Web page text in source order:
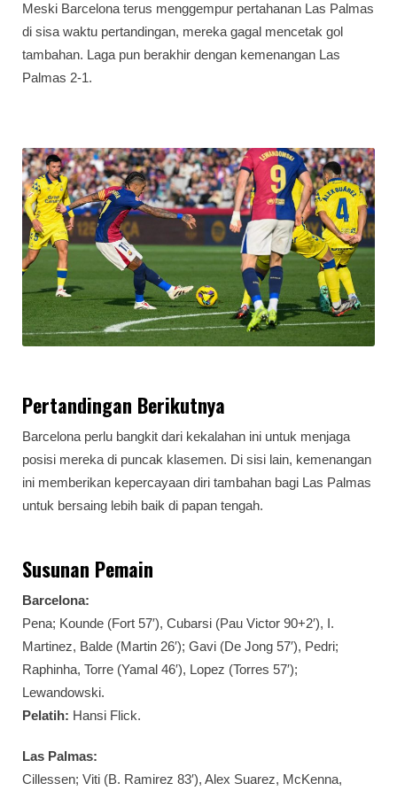
Meski Barcelona terus menggempur pertahanan Las Palmas
di sisa waktu pertandingan, mereka gagal mencetak gol
tambahan. Laga pun berakhir dengan kemenangan Las
Palmas 2-1.
Pertandingan Berikutnya
Barcelona perlu bangkit dari kekalahan ini untuk menjaga
posisi mereka di puncak klasemen. Di sisi lain, kemenangan
ini memberikan kepercayaan diri tambahan bagi Las Palmas
untuk bersaing lebih baik di papan tengah.
Susunan Pemain
Barcelona:
Pena; Kounde (Fort 57′), Cubarsi (Pau Victor 90+2′), I.
Martinez, Balde (Martin 26′); Gavi (De Jong 57′), Pedri;
Raphinha, Torre (Yamal 46′), Lopez (Torres 57′);
Lewandowski.
Pelatih: Hansi Flick.
Las Palmas:
Cillessen; Viti (B. Ramirez 83′), Alex Suarez, McKenna,